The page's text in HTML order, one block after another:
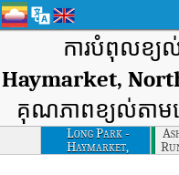
ការបំពុលខ្យ
Haymarket,
គុណភាពខ្យល់តាមព
Long Park -
Haymarket,
Northern Virginia